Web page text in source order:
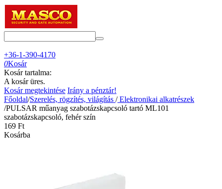
+36-1-390-4170
0Kosár
Kosár tartalma:
A kosár üres.
Kosár megtekintése Irány a pénztár!
Főoldal/Szerelés, rögzítés, világítás /Elektronikai alkatrészek
/PULSAR műanyag szabotázskapcsoló tartó ML101
szabotázskapcsoló, fehér szín
‍169‍ Ft
Kosárba